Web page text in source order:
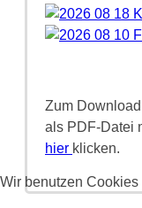
Zum
als PDF-Datei
hier klicken.
Wir benutzen Cookies